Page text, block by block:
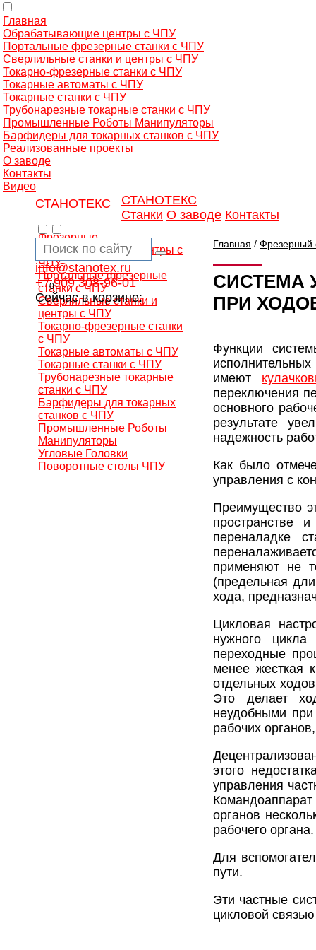
Главная
Обрабатывающие центры с ЧПУ
Портальные фрезерные станки с ЧПУ
Сверлильные станки и центры с ЧПУ
Токарно-фрезерные станки с ЧПУ
Токарные автоматы с ЧПУ
Токарные станки с ЧПУ
Трубонарезные токарные станки с ЧПУ
Промышленные Роботы Манипуляторы
Барфидеры для токарных станков с ЧПУ
Реализованные проекты
О заводе
Контакты
Видео
СТАНОТЕКС
СТАНОТЕКС
Станки О заводе Контакты
info@stanotex.ru
+7 909 308-96-01
Сейчас в корзине:
0
Фрезерные
обрабатывающие центры с
ЧПУ
Портальные фрезерные
станки с ЧПУ
Сверлильные станки и
центры с ЧПУ
Токарно-фрезерные станки
с ЧПУ
Токарные автоматы с ЧПУ
Токарные станки с ЧПУ
Трубонарезные токарные
станки с ЧПУ
Барфидеры для токарных
станков с ЧПУ
Промышленные Роботы
Манипуляторы
Угловые Головки
Поворотные столы ЧПУ
Главная / Фрезерный
СИСТЕМА
ПРИ
Функции
имеют
переключения
основного
результате
надежность
Как было
управления с
Преимущество
пространстве
переналадке
применяют не
(предельная
хода,
Цикловая
нужного
переходные
менее жесткая
отдельных
Это делает
неудобными
рабочих
этого
управления
органов
рабочего органа.
Для
пути.
Эти частные
цикловой